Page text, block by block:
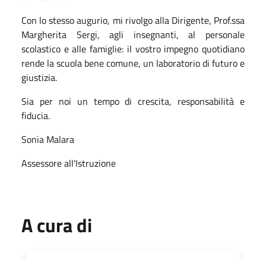
Con lo stesso augurio, mi rivolgo alla Dirigente, Prof.ssa
Margherita Sergi, agli insegnanti, al personale
scolastico e alle famiglie: il vostro impegno quotidiano
rende la scuola bene comune, un laboratorio di futuro e
giustizia.
Sia per noi un tempo di crescita, responsabilità e
fiducia.
Sonia Malara
Assessore all'Istruzione
A cura di